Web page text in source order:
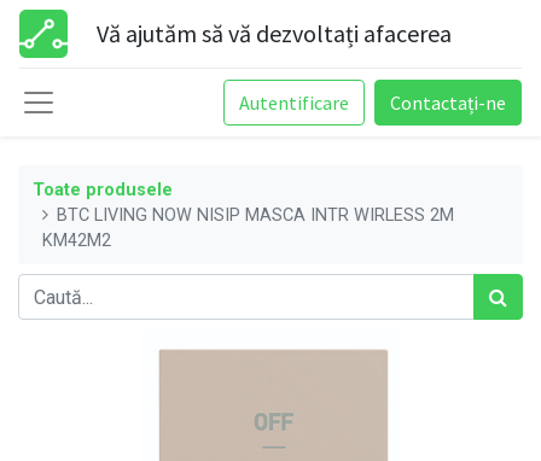
Vă ajutăm să vă dezvoltați afacerea
Autentificare Contactați-ne
Toate produsele
BTC LIVING NOW NISIP MASCA INTR WIRLESS 2M
KM42M2